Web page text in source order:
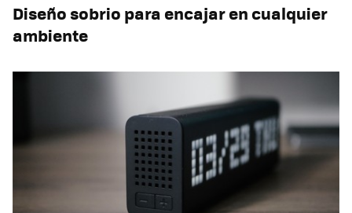
Diseño sobrio para encajar en cualquier
ambiente